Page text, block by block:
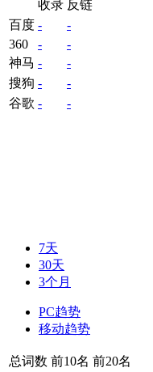
收录 反链
百度 -
-
360
-
-
神马 -
-
搜狗 -
-
谷歌 - -
7天
30天
3个月
PC趋势
移动趋势
总词数 前10名 前20名